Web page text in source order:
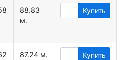
88.83
м.
Купить
87.24 м. Купить